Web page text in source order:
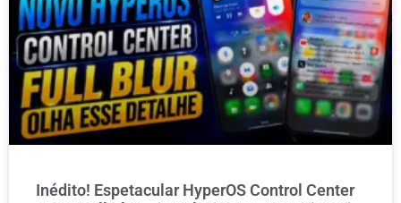
Inédito! Espetacular HyperOS Control Center